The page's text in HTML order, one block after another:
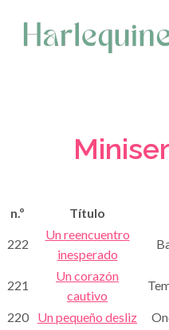
contenido
n.º Título
222
Un reencuentro
inesperado
221
Un corazón
cautivo
220 Un pequeño desliz